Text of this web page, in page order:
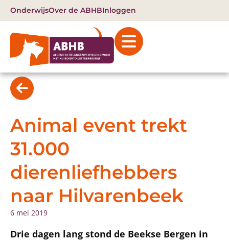
OnderwijsOver de ABHBInloggen
Animal event trekt
31.000
dierenliefhebbers
naar Hilvarenbeek
6 mei 2019
Drie dagen lang stond de Beekse Bergen in